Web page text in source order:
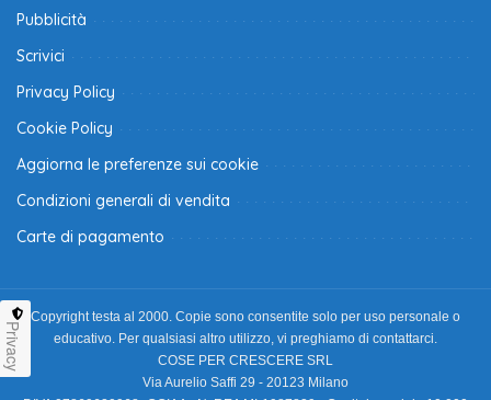
Pubblicità
Scrivici
Privacy Policy
Cookie Policy
Aggiorna le preferenze sui cookie
Condizioni generali di vendita
Carte di pagamento
Copyright testa al 2000. Copie sono consentite solo per uso personale o
educativo. Per qualsiasi altro utilizzo, vi preghiamo di contattarci.
COSE PER CRESCERE SRL
Via Aurelio Saffi 29 - 20123 Milano
Privacy